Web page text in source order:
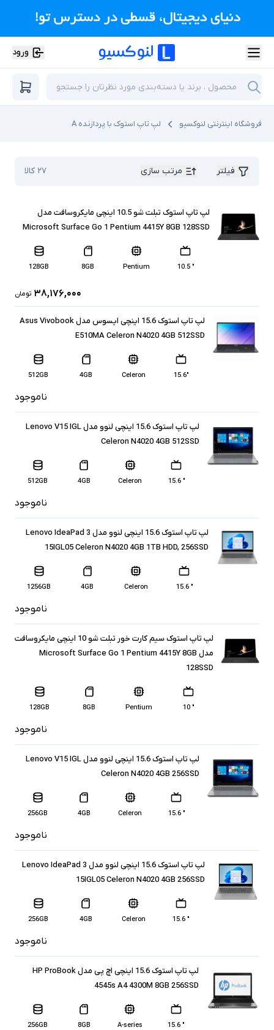
ورود
فروشگاه اینترنتی لنوکسیو لپ تاپ استوک با پردازنده A
فیلتر مرتب سازی ۲۷ کالا
لپ تاپ استوک تبلت شو 10.5 اینچی مایکروسافت مدل
Microsoft Surface Go 1 Pentium 4415Y 8GB 128SSD
" 10.5
Pentium
8GB
128GB
۳۸,۱۷۶,۰۰۰ تومان
لپ تاپ استوک 15.6 اینچی ایسوس مدل Asus Vivobook
E510MA Celeron N4020 4GB 512SSD
15.6″
Celeron
4GB
512GB
ناموجود
لپ تاپ استوک 15.6 اینچی لنوو مدل Lenovo V15 IGL
Celeron N4020 4GB 512SSD
" 15.6
Celeron
4GB
512GB
ناموجود
لپ تاپ استوک 15.6 اینچی لنوو مدل Lenovo IdeaPad 3
15IGL05 Celeron N4020 4GB 1TB HDD, 256SSD
" 15.6
Celeron
4GB
1256GB
ناموجود
لپ تاپ استوک سیم کارت خور تبلت شو 10 اینچی مایکروسافت
مدل Microsoft Surface Go 1 Pentium 4415Y 8GB
128SSD
" 10
Pentium
8GB
128GB
ناموجود
لپ تاپ استوک 15.6 اینچی لنوو مدل Lenovo V15 IGL
Celeron N4020 4GB 256SSD
" 15.6
Celeron
4GB
256GB
ناموجود
لپ تاپ استوک 15.6 اینچی لنوو مدل Lenovo IdeaPad 3
15IGL05 Celeron N4020 4GB 256SSD
" 15.6
Celeron
4GB
256GB
ناموجود
لپ تاپ استوک 15.6 اینچی اچ پی مدل HP ProBook
4545s A4 4300M 8GB 256SSD
" 15.6
A-series
8GB
256GB